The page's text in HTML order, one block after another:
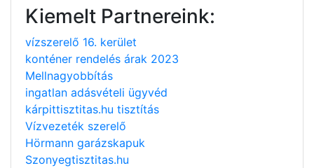
Kiemelt Partnereink:
vízszerelő 16. kerület
konténer rendelés árak 2023
Mellnagyobbítás
ingatlan adásvételi ügyvéd
kárpittisztitas.hu tisztítás
Vízvezeték szerelő
Hörmann garázskapuk
Szonyegtisztitas.hu